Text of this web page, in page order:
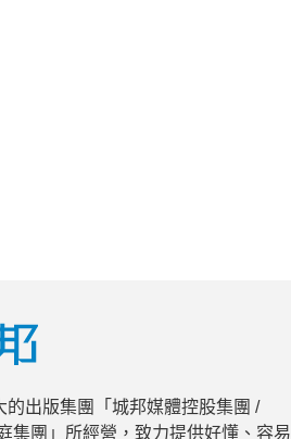
的出版集團「城邦媒體控股集團 /
集團」所經營，致力提供好懂、容易